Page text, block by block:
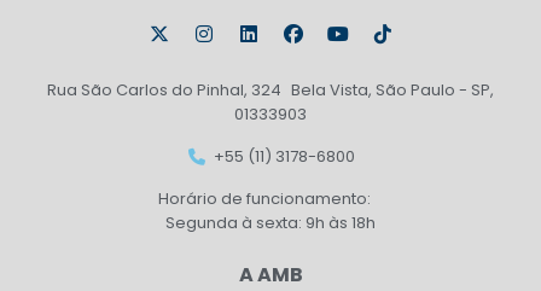
Rua São Carlos do Pinhal, 324 Bela Vista, São Paulo - SP,
01333903
+55 (11) 3178-6800
Horário de funcionamento:
Segunda à sexta: 9h às 18h
A AMB